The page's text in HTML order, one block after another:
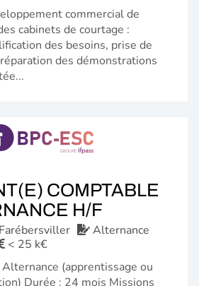
commercial de
cabinets de courtage :
des besoins, prise de
des démonstrations
COMPTABLE
H/F
FENÊTRE)
Farébersviller
Alternance
< 25 k€
(apprentissage ou
Durée : 24 mois Missions